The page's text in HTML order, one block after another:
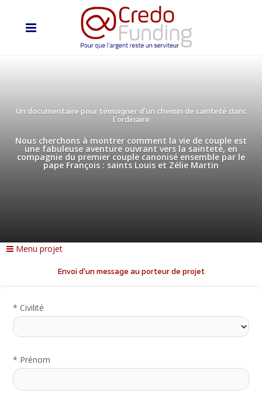
Un documentaire pour témoigner d'un chemin de sainteté dans
l'ordinaire
Nous cherchons à montrer comment la vie de couple est
une fabuleuse aventure ouvrant vers la sainteté, en
compagnie du premier couple canonisé ensemble par le
pape François : saints Louis et Zélie Martin
Menu projet
Envoi d'un message au porteur de projet
* Civilité
* Prénom